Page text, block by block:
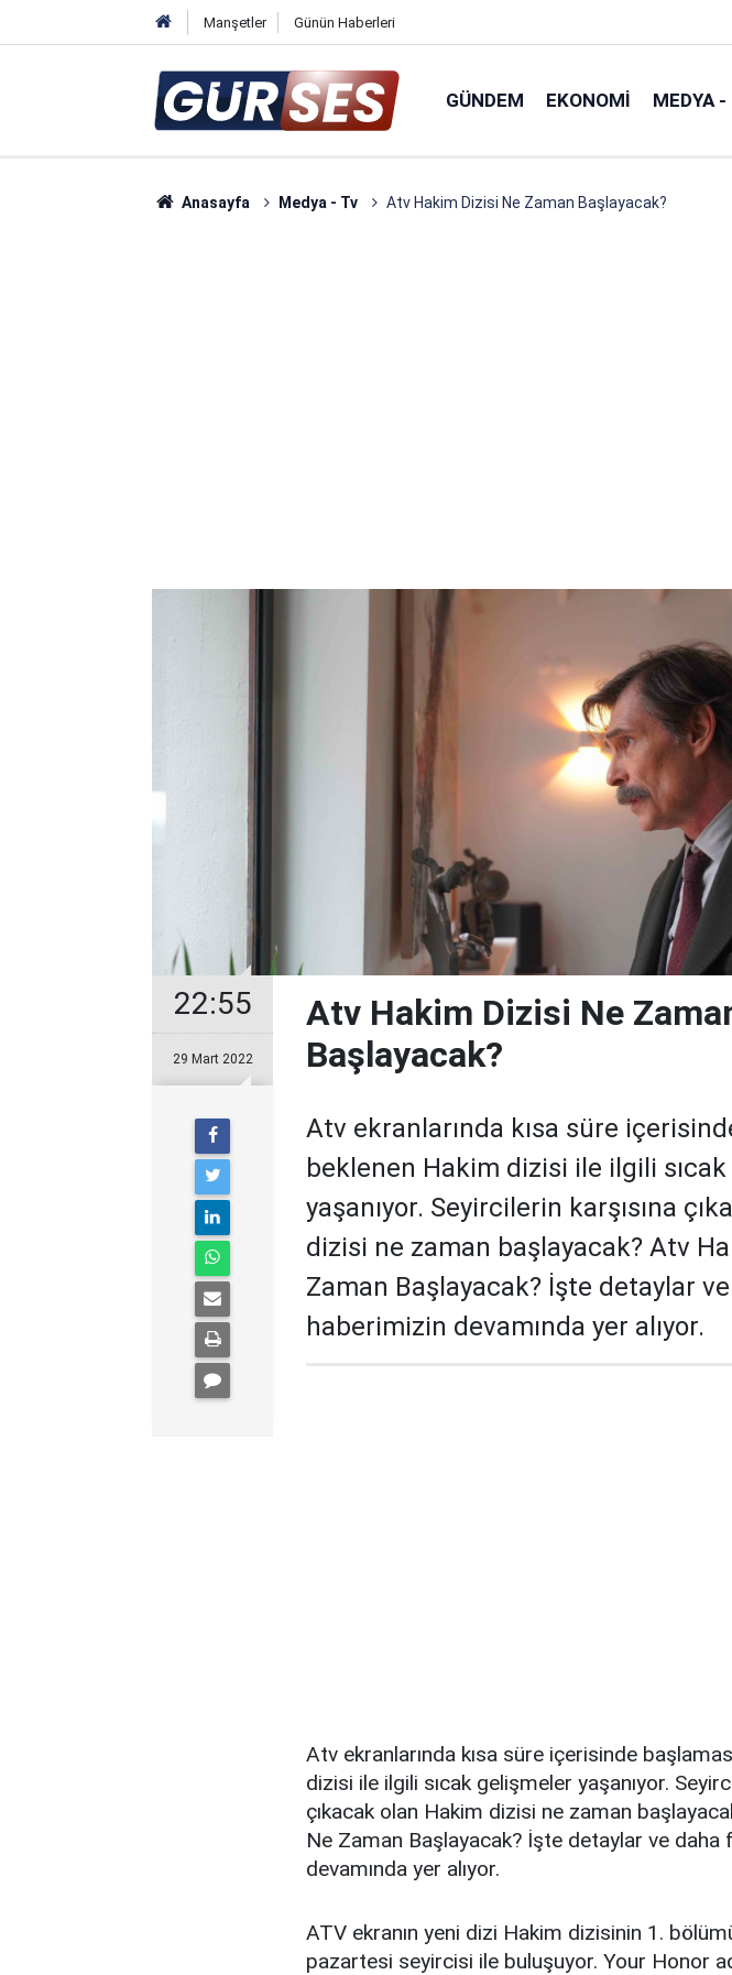
Manşetler Günün Haberleri
GÜNDEM EKONOMI MEDYA
Anasayfa Medya - Tv Atv Hakim Dizisi Ne Zaman Başlayacak?
22:55
29 Mart 2022
Atv Hakim Dizisi Ne
Başlayacak?
Atv ekranlarında kısa süre
beklenen Hakim dizisi ile ilgili
yaşanıyor. Seyircilerin karşısına
dizisi ne zaman başlayacak? Atv
Zaman Başlayacak? İşte detaylar
haberimizin devamında yer alıyor.
Atv ekranlarında kısa süre içerisinde
dizisi ile ilgili sıcak gelişmeler yaşanıyor.
çıkacak olan Hakim dizisi ne zaman
Ne Zaman Başlayacak? İşte detaylar ve daha
devamında yer alıyor.
ATV ekranın yeni dizi Hakim dizisinin 1.
pazartesi seyircisi ile buluşuyor. Your Honor